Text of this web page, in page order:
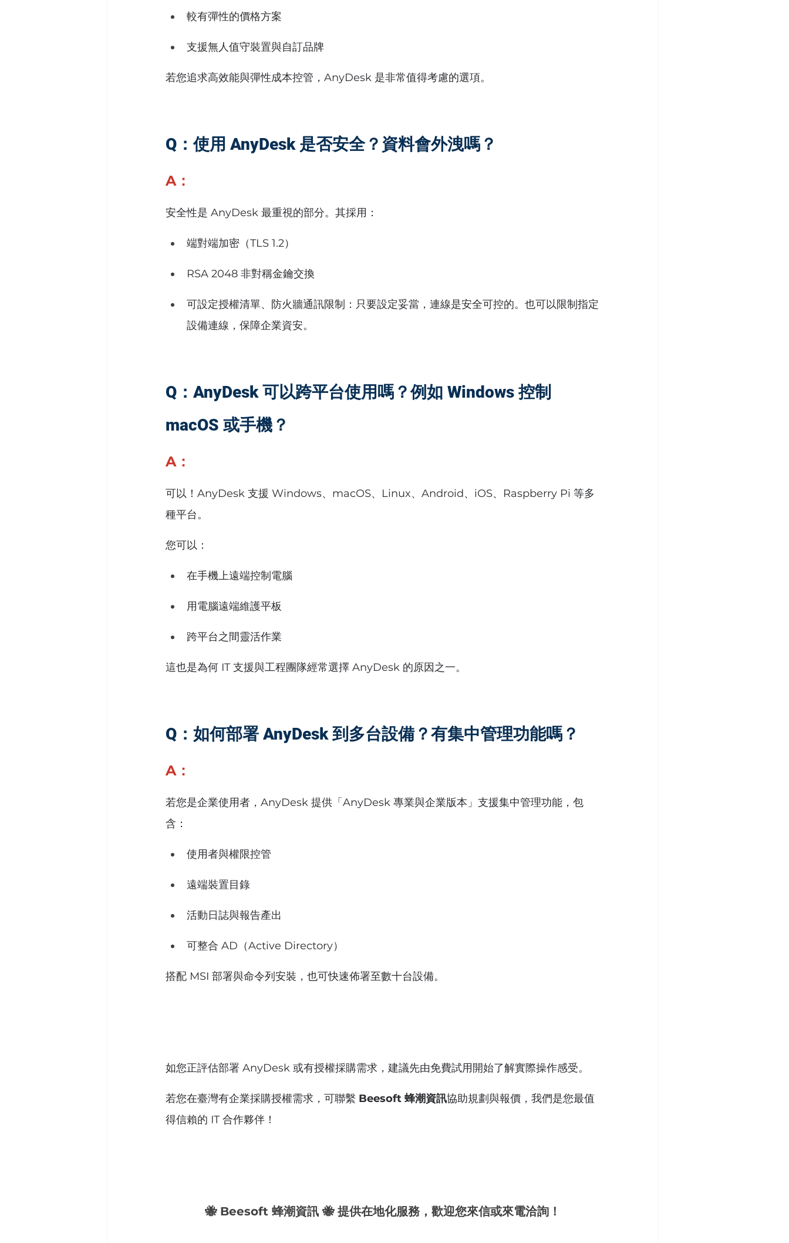
較有彈性的價格方案
支援無人值守裝置與自訂品牌
若您追求高效能與彈性成本控管，AnyDesk 是非常值得考慮的選項。
Q：使用 AnyDesk 是否安全？資料會外洩嗎？
A：
安全性是 AnyDesk 最重視的部分。其採用：
端對端加密（TLS 1.2）
RSA 2048 非對稱金鑰交換
可設定授權清單、防火牆通訊限制：只要設定妥當，連線是安全可控的。也可以限制指定
設備連線，保障企業資安。
Q：AnyDesk 可以跨平台使用嗎？例如 Windows 控制
macOS 或手機？
A：
可以！AnyDesk 支援 Windows、macOS、Linux、Android、iOS、Raspberry Pi 等多
種平台。
您可以：
在手機上遠端控制電腦
用電腦遠端維護平板
跨平台之間靈活作業
這也是為何 IT 支援與工程團隊經常選擇 AnyDesk 的原因之一。
Q：如何部署 AnyDesk 到多台設備？有集中管理功能嗎？
A：
若您是企業使用者，AnyDesk 提供「AnyDesk 專業與企業版本」支援集中管理功能，包
含：
使用者與權限控管
遠端裝置目錄
活動日誌與報告產出
可整合 AD（Active Directory）
搭配 MSI 部署與命令列安裝，也可快速佈署至數十台設備。
如您正評估部署 AnyDesk 或有授權採購需求，建議先由免費試用開始了解實際操作感受。
若您在臺灣有企業採購授權需求，可聯繫 Beesoft 蜂潮資訊協助規劃與報價，我們是您最值
得信賴的 IT 合作夥伴！
🐝 Beesoft 蜂潮資訊 🐝 提供在地化服務，歡迎您來信或來電洽詢！